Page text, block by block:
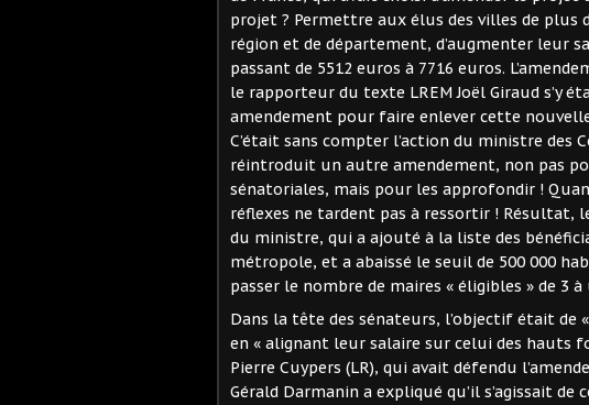
projet ? Permettre aux élus des villes de plus
région et de département, d’augmenter leur
passant de 5512 euros à 7716 euros.
le rapporteur du texte LREM Joël Giraud s’y
amendement pour faire enlever cette
C’était sans compter l’action du ministre des
réintroduit un autre amendement, non pas
sénatoriales, mais pour les approfondir !
réflexes ne tardent pas à ressortir ! Résultat,
du ministre, qui a ajouté à la liste des
métropole, et a abaissé le seuil de 500 000
passer le nombre de maires « éligibles » de 3
Dans la tête des sénateurs, l’objectif était de
en « alignant leur salaire sur celui des hauts
Pierre Cuypers (LR), qui avait défendu
Gérald Darmanin a expliqué qu’il s’agissait